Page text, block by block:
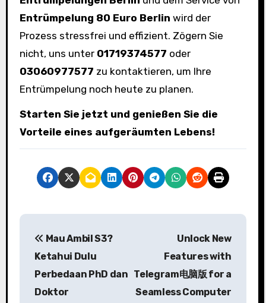
Entrümpelung 80 Euro Berlin wird der
Prozess stressfrei und effizient. Zögern Sie
nicht, uns unter 01719374577 oder
03060977577 zu kontaktieren, um Ihre
Entrümpelung noch heute zu planen.
Starten Sie jetzt und genießen Sie die
Vorteile eines aufgeräumten Lebens!
P
Mau Ambil S3?
Ketahui Dulu
Perbedaan PhD dan
Doktor
Unlock New
Features with
Telegram电脑版 for a
Seamless Computer